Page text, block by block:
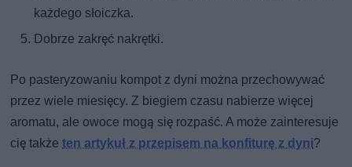
każdego słoiczka.
Dobrze zakręć nakrętki.
Po pasteryzowaniu kompot z dyni można przechowywać
przez wiele miesięcy. Z biegiem czasu nabierze więcej
aromatu, ale owoce mogą się rozpaść. A może zainteresuje
cię takżeten artykuł z przepisem na konfiturę z dyni?